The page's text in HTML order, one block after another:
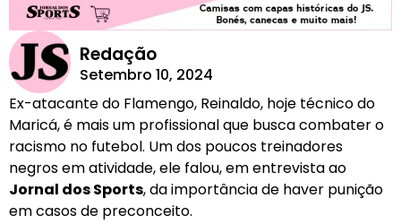
Redação
Setembro 10, 2024
Ex-atacante do Flamengo, Reinaldo, hoje técnico do
Maricá, é mais um profissional que busca combater o
racismo no futebol. Um dos poucos treinadores
negros em atividade, ele falou, em entrevista ao
Jornal dos Sports, da importância de haver punição
em casos de preconceito.